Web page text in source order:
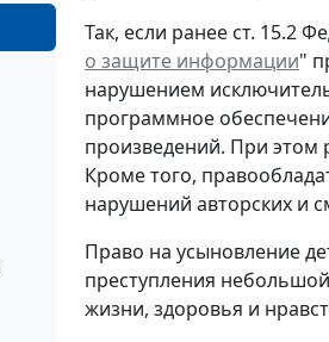
Так, если ранее ст. 15.2
о защите информации"
нарушением
программное
произведений. При этом
Кроме того,
нарушений авторских и
Право на усыновление
преступления
жизни, здоровья и